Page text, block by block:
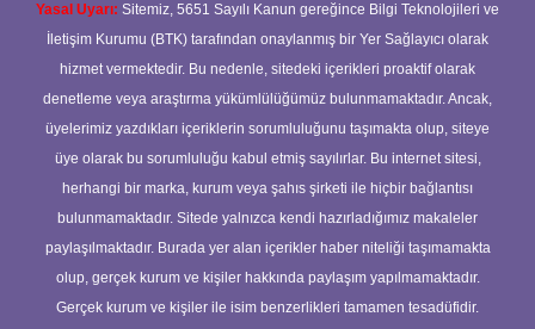
Yasal Uyarı: Sitemiz, 5651 Sayılı Kanun gereğince Bilgi Teknolojileri ve
İletişim Kurumu (BTK) tarafından onaylanmış bir Yer Sağlayıcı olarak
hizmet vermektedir. Bu nedenle, sitedeki içerikleri proaktif olarak
denetleme veya araştırma yükümlülüğümüz bulunmamaktadır. Ancak,
üyelerimiz yazdıkları içeriklerin sorumluluğunu taşımakta olup, siteye
üye olarak bu sorumluluğu kabul etmiş sayılırlar. Bu internet sitesi,
herhangi bir marka, kurum veya şahıs şirketi ile hiçbir bağlantısı
bulunmamaktadır. Sitede yalnızca kendi hazırladığımız makaleler
paylaşılmaktadır. Burada yer alan içerikler haber niteliği taşımamakta
olup, gerçek kurum ve kişiler hakkında paylaşım yapılmamaktadır.
Gerçek kurum ve kişiler ile isim benzerlikleri tamamen tesadüfidir.